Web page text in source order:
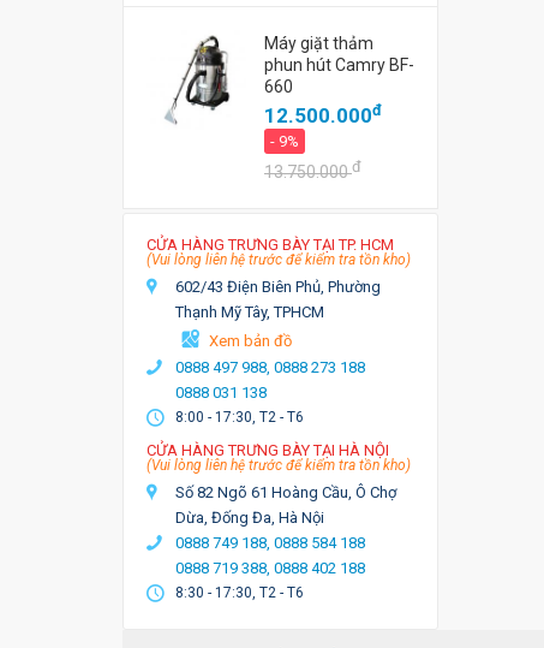
Máy giặt thảm
phun hút Camry BF-
660
12.500.000đ
- 9%
13.750.000đ
CỬA HÀNG TRƯNG BÀY TẠI TP. HCM
(Vui lòng liên hệ trước để kiểm tra tồn kho)
602/43 Điện Biên Phủ, Phường
Thạnh Mỹ Tây, TPHCM
Xem bản đồ
0888 497 988, 0888 273 188
0888 031 138
8:00 - 17:30, T2 - T6
CỬA HÀNG TRƯNG BÀY TẠI HÀ NỘI
(Vui lòng liên hệ trước để kiểm tra tồn kho)
Số 82 Ngõ 61 Hoàng Cầu, Ô Chợ
Dừa, Đống Đa, Hà Nội
0888 749 188, 0888 584 188
0888 719 388, 0888 402 188
8:30 - 17:30, T2 - T6